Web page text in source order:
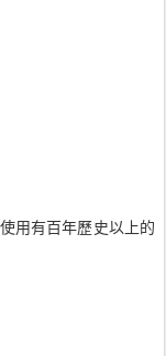
用有百年歷史以上的